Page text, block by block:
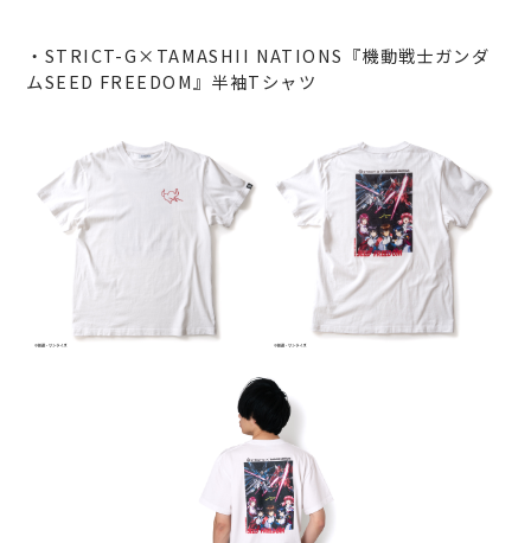
・STRICT-G×TAMASHII NATIONS『機動戦士ガンダ
ムSEED FREEDOM』半袖Tシャツ